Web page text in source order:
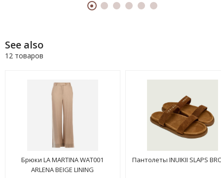
See also
12 товаров
Брюки LA MARTINA WAT001
ARLENA BEIGE LINING
Пантолеты INUIKII SLAPS